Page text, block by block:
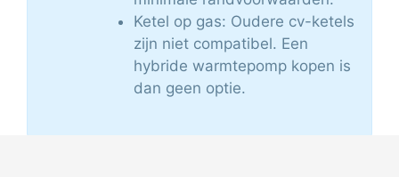
Ketel op gas: Oudere cv-ketels
zijn niet compatibel. Een
hybride warmtepomp kopen is
dan geen optie.